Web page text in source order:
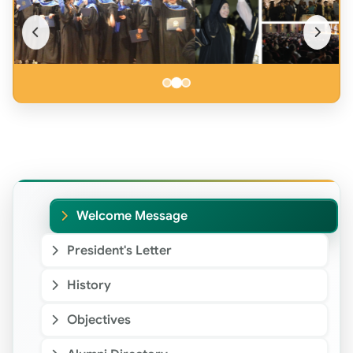
Welcome Message
President's Letter
History
Objectives